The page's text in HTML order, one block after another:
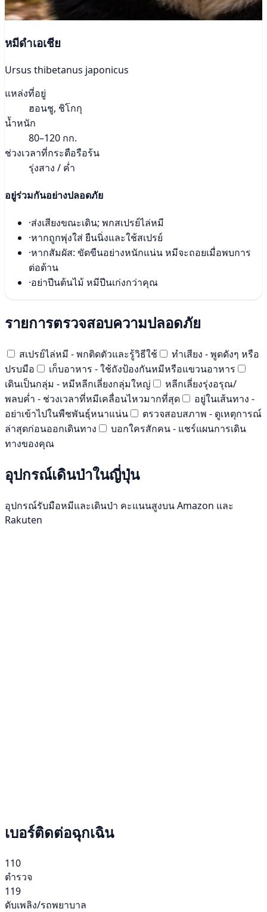
หมีดำเอเชีย
Ursus thibetanus japonicus
แหล่งที่อยู่
ฮอนชู, ชิโกกุ
น้ำหนัก
80–120 กก.
ช่วงเวลาที่กระตือรือร้น
รุ่งสาง / ค่ำ
อยู่ร่วมกันอย่างปลอดภัย
·ส่งเสียงขณะเดิน; พกสเปรย์ไล่หมี
·หากถูกพุ่งใส่ ยืนนิ่งและใช้สเปรย์
·หากสัมผัส: ขัดขืนอย่างหนักแน่น หมีจะถอยเมื่อพบการ
ต่อต้าน
·อย่าปีนต้นไม้ หมีปีนเก่งกว่าคุณ
รายการตรวจสอบความปลอดภัย
สเปรย์ไล่หมี - พกติดตัวและรู้วิธีใช้
ทำเสียง - พูดดังๆ หรือ
ปรบมือ
เก็บอาหาร - ใช้ถังป้องกันหมีหรือแขวนอาหาร
เดินเป็นกลุ่ม - หมีหลีกเลี่ยงกลุ่มใหญ่
หลีกเลี่ยงรุ่งอรุณ/
พลบค่ำ - ช่วงเวลาที่หมีเคลื่อนไหวมากที่สุด
อยู่ในเส้นทาง -
อย่าเข้าไปในพืชพันธุ์หนาแน่น
ตรวจสอบสภาพ - ดูเหตุการณ์
ล่าสุดก่อนออกเดินทาง
บอกใครสักคน - แชร์แผนการเดิน
ทางของคุณ
อุปกรณ์เดินป่าในญี่ปุ่น
อุปกรณ์รับมือหมีและเดินป่า คะแนนสูงบน Amazon และ
Rakuten
เบอร์ติดต่อฉุกเฉิน
110
ตำรวจ
119
ดับเพลิง/รถพยาบาล